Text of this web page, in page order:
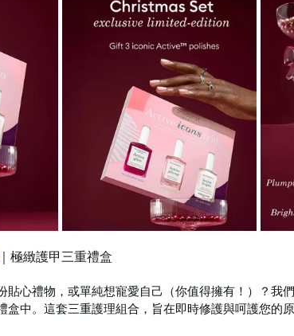
｜極緻護甲三重禮盒
貼心禮物，或單純想寵愛自己（你值得擁有！）？我
盒中。這套三重護理組合，旨在即時修護與呵護您的